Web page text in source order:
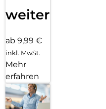
weiter
ab 9,99 €
inkl. MwSt.
Mehr
erfahren